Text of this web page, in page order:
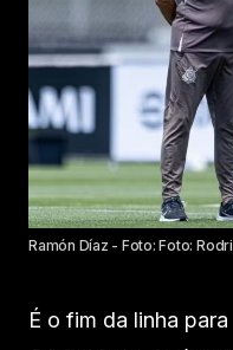
Ramón Díaz - Foto: Foto:
É o fim da linha